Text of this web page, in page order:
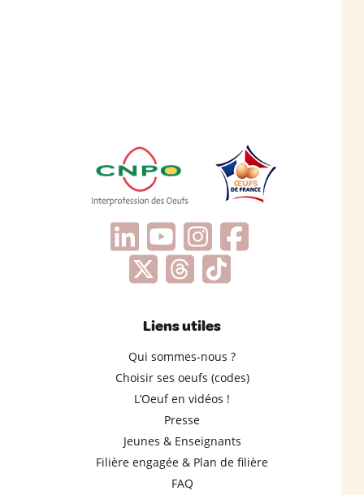
Liens utiles
Qui sommes-nous ?
Choisir ses oeufs (codes)
L’Oeuf en vidéos !
Presse
Jeunes & Enseignants
Filière engagée & Plan de filière
FAQ